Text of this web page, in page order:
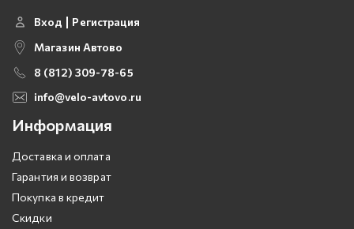
Вход
Регистрация
Магазин Автово
8 (812) 309-78-65
info@velo-avtovo.ru
Информация
Доставка и оплата
Гарантия и возврат
Покупка в кредит
Скидки